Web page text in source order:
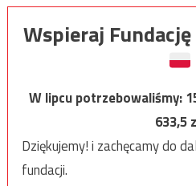
Wspieraj
W lipcu potrzebowaliśmy:
633,5
Dziękujemy! i zachęcamy do
fundacji.